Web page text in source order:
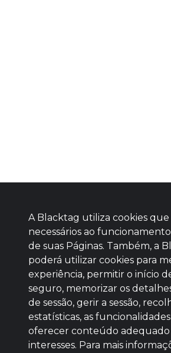
Baixe
A Blacktag utiliza cookies que
necessários ao
de suas Páginas. Também, a
poderá utilizar cookies para
experiência, permitir o início
seguro, memorizar os
de sessão, gerir a sessão,
estatísticas, as
oferecer conteúdo adequado
interesses. Para mais